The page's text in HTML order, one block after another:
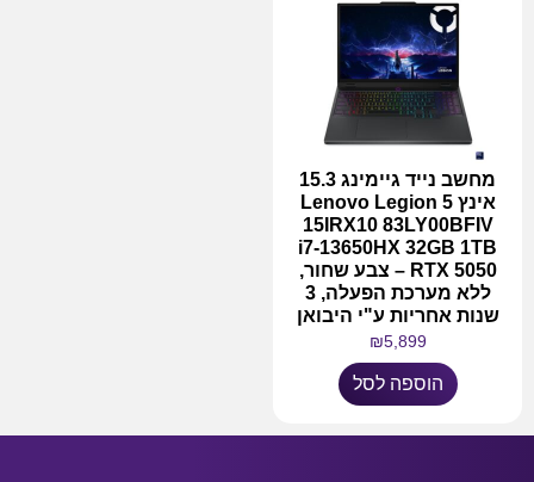
מחשב נייד גיימינג 15.3
אינץ Lenovo Legion 5
15IRX10 83LY00BFIV
i7-13650HX 32GB 1TB
RTX 5050 – צבע שחור,
ללא מערכת הפעלה, 3
שנות אחריות ע"י היבואן
₪5,899
הוספה לסל